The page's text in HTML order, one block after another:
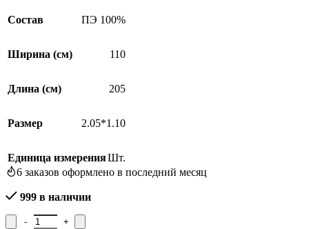
Состав ПЭ 100%
Ширина (см) 110
Длина (см) 205
Размер 2.05*1.10
Единица измеренияШт.
6 заказов оформлено в последний месяц
999 в наличии
Количество товара Покрывало ритуальное Р.Е636, рисунок